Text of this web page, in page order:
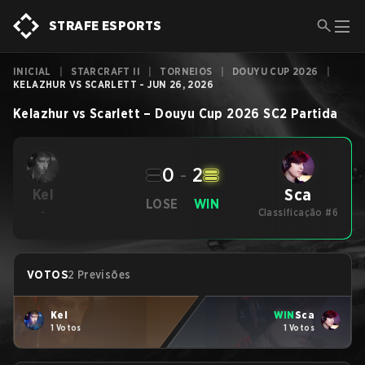
STRAFE ESPORTS
INICIAL STARCRAFT II TORNEIOS DOUYU CUP 2026
KELAZHUR VS SCARLETT - JUN 26, 2026
Kelazhur vs Scarlett – Douyu Cup 2026 SC2 Partida
Kel
-
LOSE
0 - 2
WIN Sca
Classificação #6
VOTOS2 Previsões
Kel
1 Votos
WINSca
1 Votos